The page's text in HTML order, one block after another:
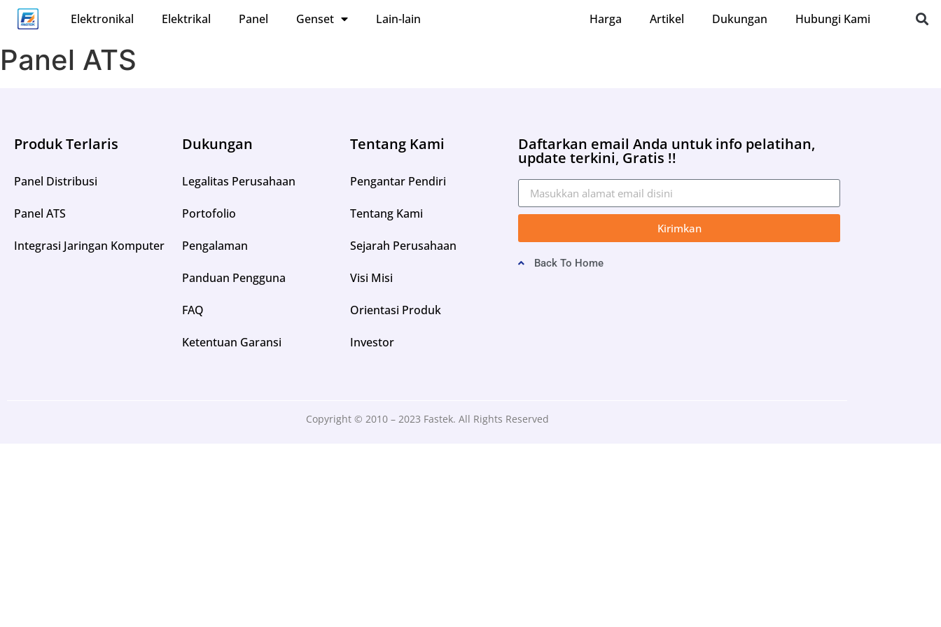
Elektronikal Elektrikal Panel Genset Lain-lain Harga Artikel Dukungan Hubungi Kami
Panel ATS
Produk Terlaris
Panel Distribusi
Panel ATS
Integrasi Jaringan Komputer
Dukungan
Legalitas Perusahaan
Portofolio
Pengalaman
Panduan Pengguna
FAQ
Ketentuan Garansi
Tentang Kami
Pengantar Pendiri
Tentang Kami
Sejarah Perusahaan
Visi Misi
Orientasi Produk
Investor
Daftarkan email Anda untuk info pelatihan,
update terkini, Gratis !!
Kirimkan
Back To Home
Copyright © 2010 – 2023 Fastek. All Rights Reserved